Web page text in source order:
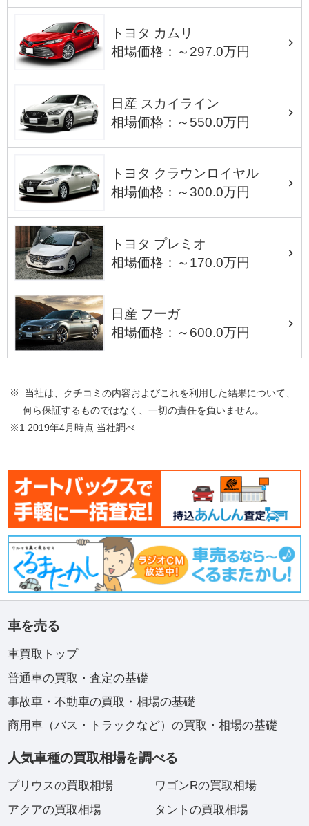
トヨタ カムリ
相場価格：～297.0万円
日産 スカイライン
相場価格：～550.0万円
トヨタ クラウンロイヤル
相場価格：～300.0万円
トヨタ プレミオ
相場価格：～170.0万円
日産 フーガ
相場価格：～600.0万円
※ 当社は、クチコミの内容およびこれを利用した結果について、
何ら保証するものではなく、一切の責任を負いません。
※1 2019年4月時点 当社調べ
車を売る
車買取トップ
普通車の買取・査定の基礎
事故車・不動車の買取・相場の基礎
商用車（バス・トラックなど）の買取・相場の基礎
人気車種の買取相場を調べる
プリウスの買取相場
アクアの買取相場
ワゴンRの買取相場
タントの買取相場